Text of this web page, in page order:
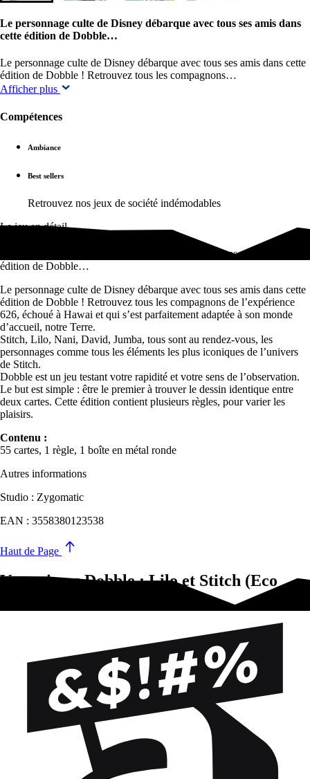
Le personnage culte de Disney débarque avec tous ses amis dans
cette édition de Dobble…
Le personnage culte de Disney débarque avec tous ses amis dans cette
édition de Dobble ! Retrouvez tous les compagnons…
Afficher plus
Compétences
Ambiance
Best sellers
Retrouvez nos jeux de société indémodables
Le jeu en détail
Le personnage culte de Disney débarque avec tous ses amis dans cette
édition de Dobble…
Le personnage culte de Disney débarque avec tous ses amis dans cette
édition de Dobble ! Retrouvez tous les compagnons de l’expérience
626, échoué à Hawai et qui s’est parfaitement adaptée à son monde
d’accueil, notre Terre.
Stitch, Lilo, Nani, David, Jumba, tous sont au rendez-vous, les
personnages comme tous les éléments les plus iconiques de l’univers
de Stitch.
Dobble est un jeu testant votre rapidité et votre sens de l’observation.
Le but est simple : être le premier à trouver le dessin identique entre
deux cartes. Cette édition contient plusieurs règles, pour varier les
plaisirs.
Contenu :
55 cartes, 1 règle, 1 boîte en métal ronde
Autres informations
Studio : Zygomatic
EAN : 3558380123538
Haut de Page
Vous aimez Dobble : Lilo et Stitch (Eco